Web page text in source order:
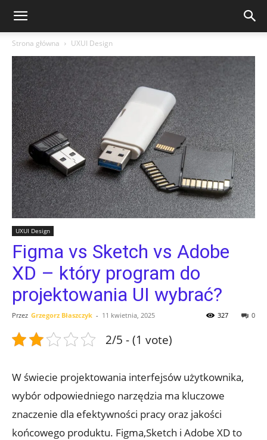
Strona główna UXUI Design
UXUI Design
Figma vs Sketch vs Adobe
XD – który program do
projektowania UI wybrać?
Przez Grzegorz Błaszczyk - 11 kwietnia, 2025 0
327
2/5 - (1 vote)
W świecie projektowania interfejsów użytkownika,
⁤wybór ⁢odpowiedniego narzędzia ma kluczowe ​
znaczenie dla efektywności pracy ‌oraz jakości
końcowego produktu. ​Figma,Sketch‍ i ​Adobe XD to⁣